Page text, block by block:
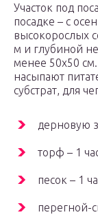
Участок под
посадке – с
высокорослых
м и глубиной
менее 50х50
насыпают
субстрат, для
дерновую
торф – 1
песок – 1
перегной-